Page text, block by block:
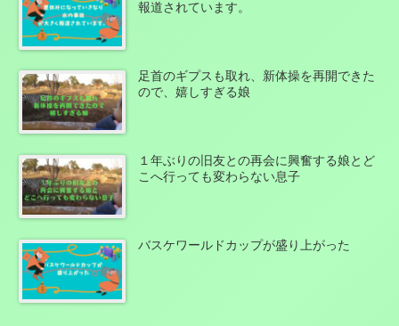
報道されています。
足首のギプスも取れ、新体操を再開できた
ので、嬉しすぎる娘
１年ぶりの旧友との再会に興奮する娘とど
こへ行っても変わらない息子
バスケワールドカップが盛り上がった